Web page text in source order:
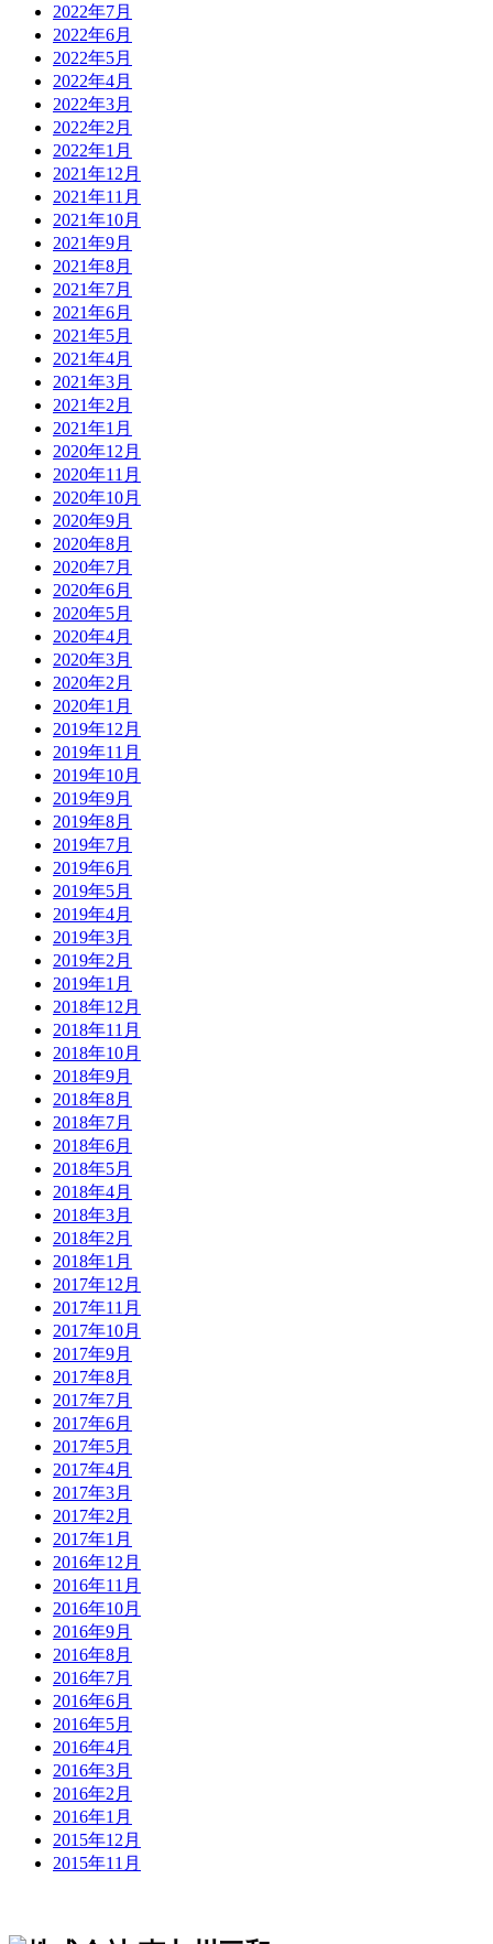
2022年7月
2022年6月
2022年5月
2022年4月
2022年3月
2022年2月
2022年1月
2021年12月
2021年11月
2021年10月
2021年9月
2021年8月
2021年7月
2021年6月
2021年5月
2021年4月
2021年3月
2021年2月
2021年1月
2020年12月
2020年11月
2020年10月
2020年9月
2020年8月
2020年7月
2020年6月
2020年5月
2020年4月
2020年3月
2020年2月
2020年1月
2019年12月
2019年11月
2019年10月
2019年9月
2019年8月
2019年7月
2019年6月
2019年5月
2019年4月
2019年3月
2019年2月
2019年1月
2018年12月
2018年11月
2018年10月
2018年9月
2018年8月
2018年7月
2018年6月
2018年5月
2018年4月
2018年3月
2018年2月
2018年1月
2017年12月
2017年11月
2017年10月
2017年9月
2017年8月
2017年7月
2017年6月
2017年5月
2017年4月
2017年3月
2017年2月
2017年1月
2016年12月
2016年11月
2016年10月
2016年9月
2016年8月
2016年7月
2016年6月
2016年5月
2016年4月
2016年3月
2016年2月
2016年1月
2015年12月
2015年11月